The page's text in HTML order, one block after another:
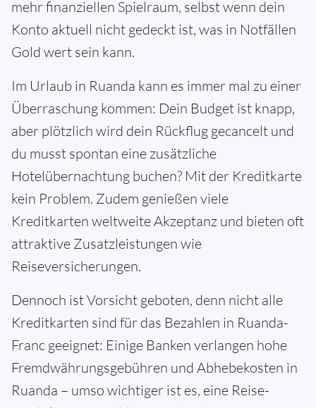
mehr finanziellen Spielraum, selbst wenn dein
Konto aktuell nicht gedeckt ist, was in Notfällen
Gold wert sein kann.
Im Urlaub in Ruanda kann es immer mal zu einer
Überraschung kommen: Dein Budget ist knapp,
aber plötzlich wird dein Rückflug gecancelt und
du musst spontan eine zusätzliche
Hotelübernachtung buchen? Mit der Kreditkarte
kein Problem. Zudem genießen viele
Kreditkarten weltweite Akzeptanz und bieten oft
attraktive Zusatzleistungen wie
Reiseversicherungen.
Dennoch ist Vorsicht geboten, denn nicht alle
Kreditkarten sind für das Bezahlen in Ruanda-
Franc geeignet: Einige Banken verlangen hohe
Fremdwährungsgebühren und Abhebekosten in
Ruanda – umso wichtiger ist es, eine Reise-